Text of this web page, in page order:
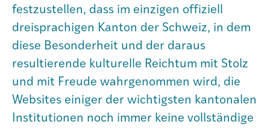
festzustellen, dass im einzigen offiziell
dreisprachigen Kanton der Schweiz, in dem
diese Besonderheit und der daraus
resultierende kulturelle Reichtum mit Stolz
und mit Freude wahrgenommen wird, die
Websites einiger der wichtigsten kantonalen
Institutionen noch immer keine vollständige